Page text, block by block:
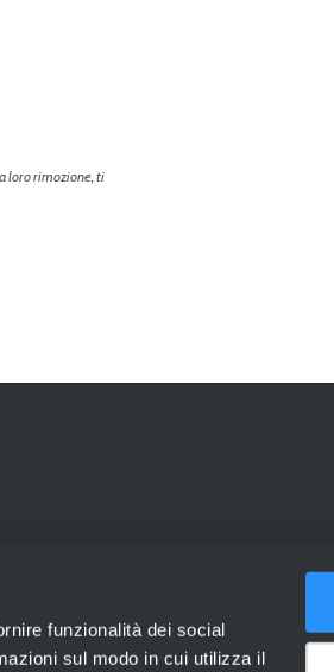
funzionalità dei social
sul modo in cui utilizza il
loro rimozione, ti